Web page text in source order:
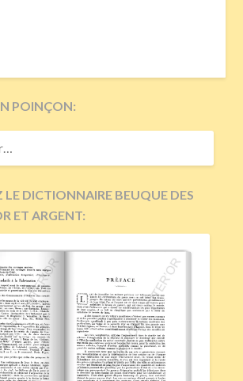
POINÇON:
:
LE DICTIONNAIRE BEUQUE DES
ET ARGENT: